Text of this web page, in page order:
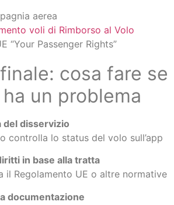
aerea
voli di Rimborso al Volo
“Your Passenger Rights”
cosa fare se
un problema
del disservizio
controlla lo status del volo sull’app
in base alla tratta
il Regolamento UE o altre normative
documentazione